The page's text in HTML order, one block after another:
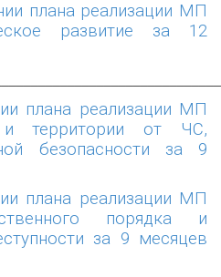
плана реализации МП
развитие за 12
плана реализации МП
и территории от ЧС,
безопасности за 9
плана реализации МП
порядка и
за 9 месяцев